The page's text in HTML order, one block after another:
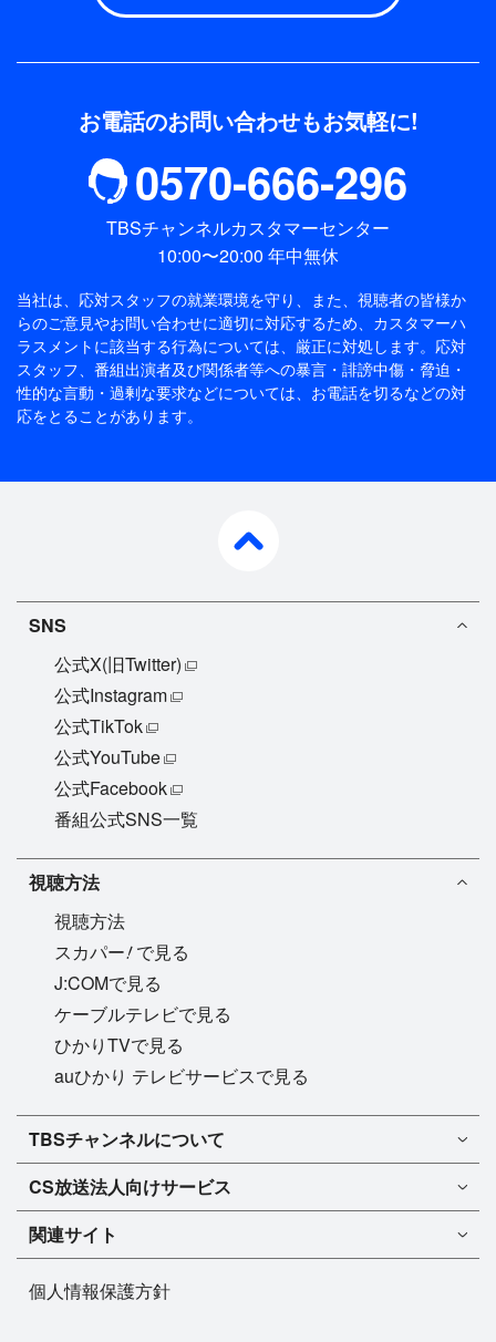
お電話のお問い合わせもお気軽に!
0570-666-296
TBSチャンネルカスタマーセンター
10:00〜20:00 年中無休
当社は、応対スタッフの就業環境を守り、また、視聴者の皆様か
らのご意見やお問い合わせに適切に対応するため、 カスタマーハ
ラスメントに該当する行為については、厳正に対処します。応対
スタッフ、番組出演者及び関係者等への暴言・誹謗中傷・脅迫・
性的な言動・過剰な要求などについては、お電話を切るなどの対
応をとることがあります。
SNS
公式X(旧Twitter)
公式Instagram
公式TikTok
公式YouTube
公式Facebook
番組公式SNS一覧
視聴方法
視聴方法
スカパー!で見る
J:COMで見る
ケーブルテレビで見る
ひかりTVで見る
auひかり テレビサービスで見る
TBSチャンネル1
TBSチャンネル2
マンスリーガイド［PDF］
TBSチャンネルについて
TBSチャンネルについて
FAQ・よくあるご質問
インフォメーション
プレゼント
CS放送法人向けサービス
法人向けサービスについて
TBSチャンネル1
TBSチャンネル2
今月放送
ドラマ
バラエティ
音楽
関連サイト
BS-TBS
個人情報保護方針